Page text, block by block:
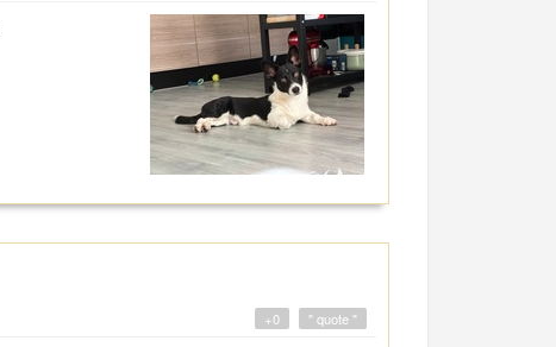
" quote "
+0